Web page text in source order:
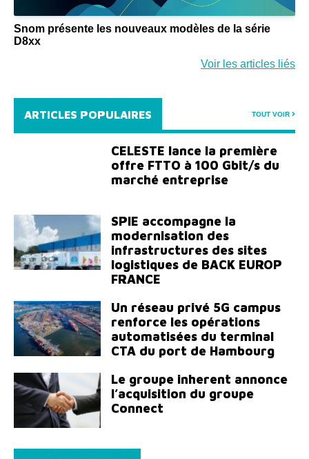
Snom présente les nouveaux modèles de la série
D8xx
Voir les articles liés
ARTICLES POPULAIRES TOUT VOIR
CELESTE lance la première
offre FTTO à 100 Gbit/s du
marché entreprise
SPIE accompagne la
modernisation des
infrastructures des sites
logistiques de BACK EUROP
FRANCE
Un réseau privé 5G campus
renforce les opérations
automatisées du terminal
CTA du port de Hambourg
Le groupe inherent annonce
l’acquisition du groupe
Connect